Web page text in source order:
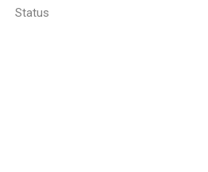
Status